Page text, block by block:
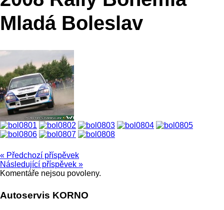
Mladá Boleslav
« Předchozí příspěvek
Následující příspěvek »
Komentáře nejsou povoleny.
Autoservis KORNO